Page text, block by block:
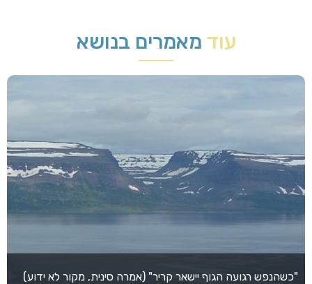
עוד מאמרים בנושא
"כשהנפש רגועה הגוף יישאר קריר" (אמרה סינית, מקור לא ידוע)